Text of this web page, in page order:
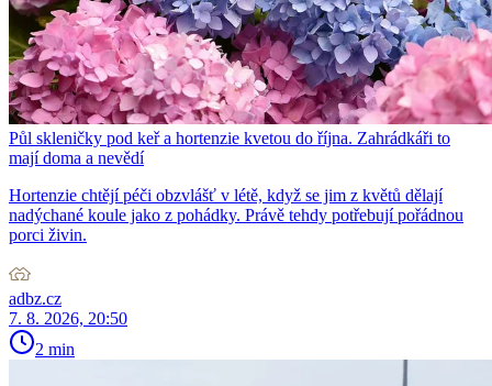
Půl skleničky pod keř a hortenzie kvetou do října. Zahrádkáři to
mají doma a nevědí
Hortenzie chtějí péči obzvlášť v létě, když se jim z květů dělají
nadýchané koule jako z pohádky. Právě tehdy potřebují pořádnou
porci živin.
adbz.cz
7. 8. 2026, 20:50
2 min